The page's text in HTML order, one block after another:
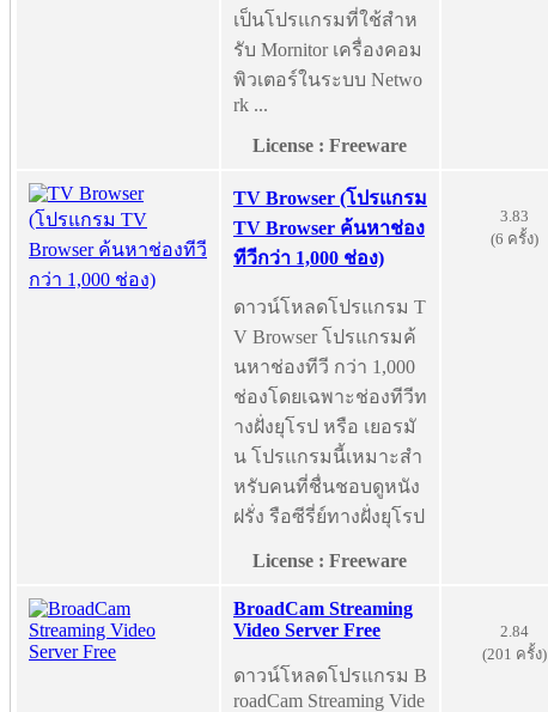
เป็นโปรแกรมที่ใช้สำห
รับ Mornitor เครื่องคอม
พิวเตอร์ในระบบ Netwo
rk ...
License : Freeware
TV Browser (โปรแกรม
TV Browser ค้นหาช่อง
ทีวีกว่า 1,000 ช่อง)
ดาวน์โหลดโปรแกรม T
V Browser โปรแกรมค้
นหาช่องทีวี กว่า 1,000
ช่องโดยเฉพาะช่องทีวีท
างฝั่งยุโรป หรือ เยอรมั
น โปรแกรมนี้เหมาะสำ
หรับคนที่ชื่นชอบดูหนัง
ฝรั่ง รือซีรี่ย์ทางฝั่งยุโรป
License : Freeware
3.83
(6 ครั้ง)
BroadCam Streaming
Video Server Free
ดาวน์โหลดโปรแกรม B
roadCam Streaming Vide
2.84
(201 ครั้ง)